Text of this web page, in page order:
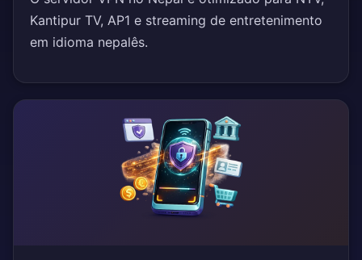
Kantipur TV, AP1 e streaming de entretenimento
em idioma nepalês.